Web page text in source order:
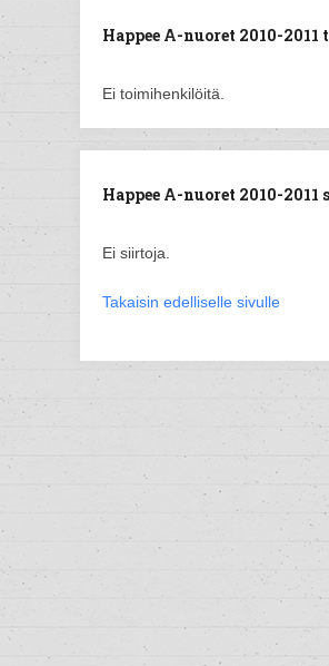
Happee A-nuoret 2010-
Ei toimihenkilöitä.
Happee A-nuoret 2010-
Ei siirtoja.
Takaisin edelliselle sivulle